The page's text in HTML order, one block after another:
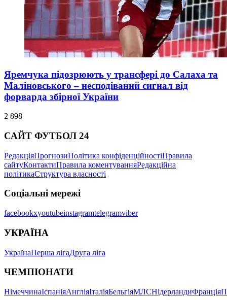
Яремчука підозрюють у трансфері до Салаха та
Маліновського – несподіваний сигнал від
форварда збірної України
2 898
САЙТ ФУТБОЛ 24
РедакціяПрогнозиПолітика конфіденційностіПравила
сайтуКонтактиПравила коментуванняРедакційна
політикаСтруктура власності
Соціальні мережі
facebookxyoutubeinstagramtelegramviber
УКРАЇНА
УкраїнаПерша лігаДруга ліга
ЧЕМПІОНАТИ
НімеччинаІспаніяАнгліяІталіяБельгіяМЛСНідерландиФранція